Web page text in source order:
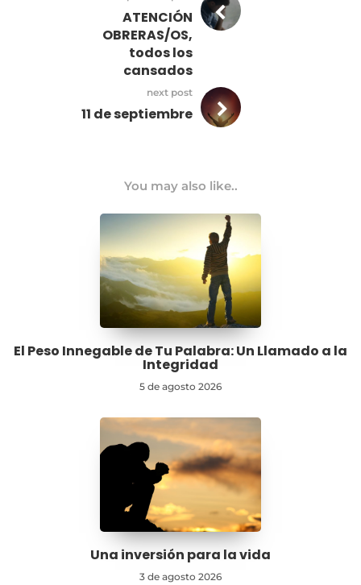
ATENCIÓN
OBRERAS/OS,
todos los
cansados
next post
11 de septiembre
You may also like..
El Peso Innegable de Tu Palabra: Un Llamado a la
Integridad
5 de agosto 2026
Una inversión para la vida
3 de agosto 2026